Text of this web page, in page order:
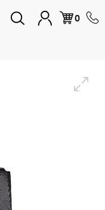
0
Избранное